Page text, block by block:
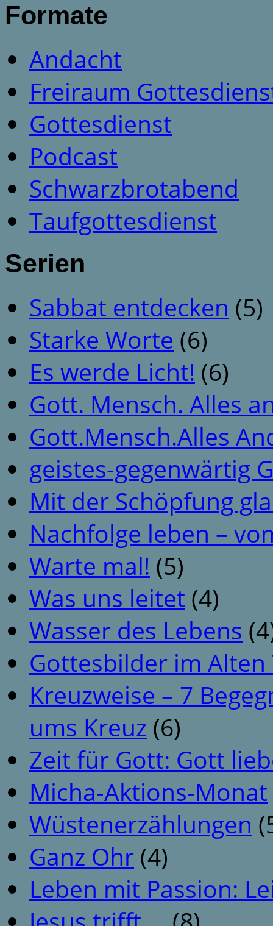
Formate
Andacht
Freiraum
Gottesdienst
Podcast
Schwarzbrotabend
Taufgottesdienst
Serien
Sabbat entdecken (5)
Starke Worte (6)
Es werde Licht! (6)
Gott. Mensch. Alles
Gott.Mensch.Alles
geistes-gegenwärtig
Mit der Schöpfung
Nachfolge leben –
Warte mal! (5)
Was uns leitet (4)
Wasser des Lebens
Gottesbilder im
Kreuzweise – 7
ums Kreuz (6)
Zeit für Gott: Gott
Micha-Aktions-Monat
Wüstenerzählungen
Ganz Ohr (4)
Leben mit Passion: